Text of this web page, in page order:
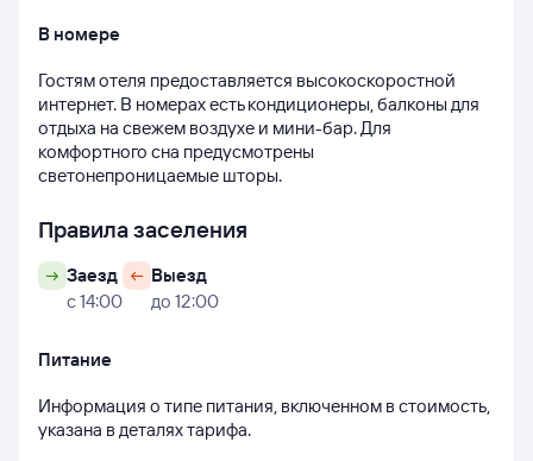
В номере
Гостям отеля предоставляется высокоскоростной
интернет. В номерах есть кондиционеры, балконы для
отдыха на свежем воздухе и мини-бар. Для
комфортного сна предусмотрены
светонепроницаемые шторы.
Правила заселения
Заезд
с 14:00
Выезд
до 12:00
Питание
Информация о типе питания, включенном в стоимость,
указана в деталях тарифа.